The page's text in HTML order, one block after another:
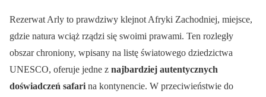
Rezerwat Arly to prawdziwy klejnot Afryki Zachodniej, miejsce,
gdzie natura wciąż rządzi się swoimi prawami. Ten rozległy
obszar chroniony, wpisany na listę światowego dziedzictwa
UNESCO, oferuje jedne z najbardziej autentycznych
doświadczeń safarina kontynencie. W przeciwieństwie do